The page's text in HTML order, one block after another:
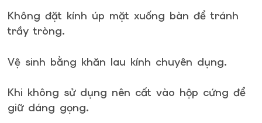
Không đặt kính úp mặt xuống bàn để tránh
trầy tròng.
Vệ sinh bằng khăn lau kính chuyên dụng.
Khi không sử dụng nên cất vào hộp cứng để
giữ dáng gọng.